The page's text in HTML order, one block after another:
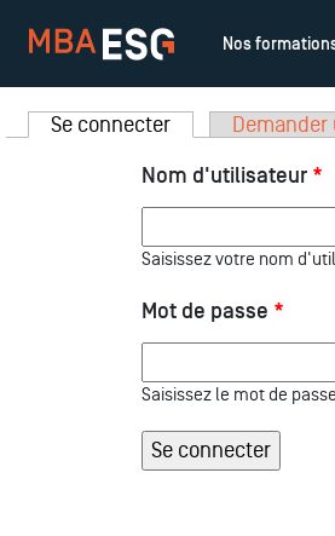
Onglets
Se connecter (onglet actif)
Demander
Nom d'utilisateur *
Saisissez votre nom
Mot de passe *
Saisissez le mot de
Nos